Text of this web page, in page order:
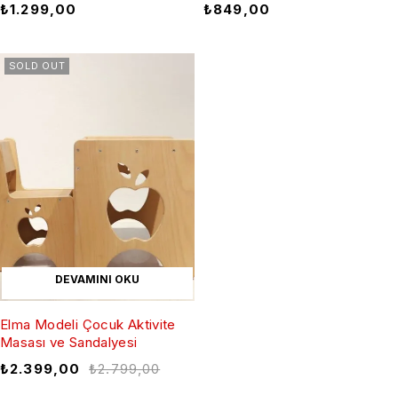
₺1.299,00
₺849,00
SOLD OUT
DEVAMINI OKU
Elma Modeli Çocuk Aktivite
Masası ve Sandalyesi
₺2.799,00
₺2.399,00